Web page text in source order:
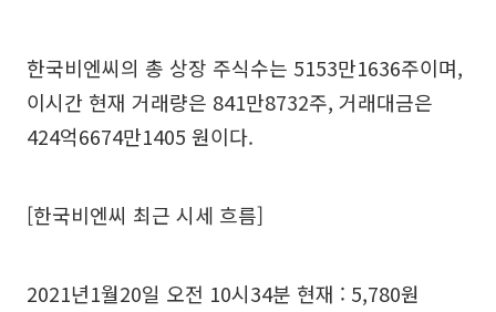
한국비엔씨의 총 상장 주식수는 5153만1636주이며,
이시간 현재 거래량은 841만8732주, 거래대금은
424억6674만1405 원이다.
[한국비엔씨 최근 시세 흐름]
2021년1월20일 오전 10시34분 현재 : 5,780원